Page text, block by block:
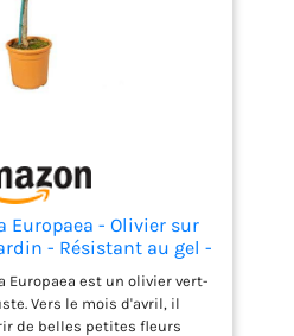
Europaea - Olivier sur
- Résistant au gel -
cm - Pot 19 cm
Europaea est un olivier vert-
Vers le mois d'avril, il
de belles petites fleurs